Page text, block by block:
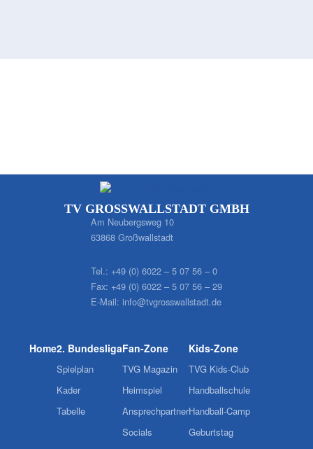
TV GROSSWALLSTADT GMBH
Am Neubergsweg 10
63868 Großwallstadt
Tel.: +49 (0) 6022 – 5 07 56 – 0
Fax: +49 (0) 6022 – 5 07 56 – 29
E-Mail: info@tvgrosswallstadt.de
Home2. Bundesliga
Spielplan
Kader
Tabelle
Fan-Zone
TVG Magazin
Heimspiel
Ansprechpartner
Socials
Kids-Zone
TVG Kids-Club
Handballschule
Handball-Camp
Geburtstag